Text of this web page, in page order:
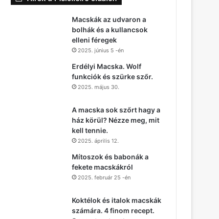
Macskák az udvaron a
bolhák és a kullancsok
elleni féregek
2025. június 5 -én
Erdélyi Macska. Wolf
funkciók és szürke szőr.
2025. május 30.
A macska sok szőrt hagy a
ház körül? Nézze meg, mit
kell tennie.
2025. április 12.
Mítoszok és babonák a
fekete macskákról
2025. február 25 -én
Koktélok és italok macskák
számára. 4 finom recept.